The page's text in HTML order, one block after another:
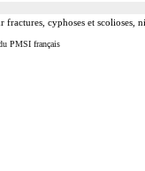
cyphoses et scolioses,
PMSI français